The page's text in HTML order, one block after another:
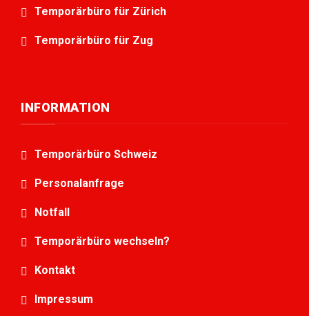
Temporärbüro für Zürich
Temporärbüro für Zug
INFORMATION
Temporärbüro Schweiz
Personalanfrage
Notfall
Temporärbüro wechseln?
Kontakt
Impressum